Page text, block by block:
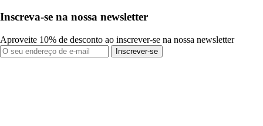
Inscreva-se na nossa newsletter
Aproveite 10% de desconto ao inscrever-se na nossa newsletter
Inscrever-se